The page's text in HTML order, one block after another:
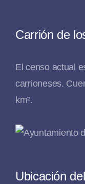
Carrión de
El censo actual
carrioneses.
km².
Ubicación